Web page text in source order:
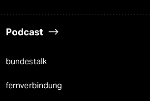
Podcast
bundestalk
fernverbindung